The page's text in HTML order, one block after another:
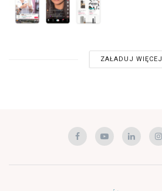
ZAŁADUJ WIĘCEJ